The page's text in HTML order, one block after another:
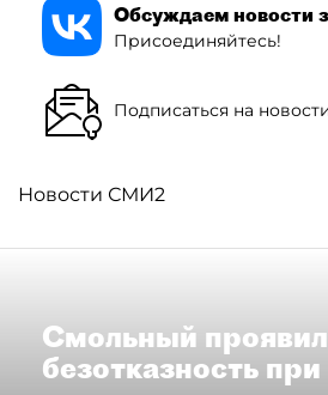
Обсуждаем новости
Присоединяйтесь!
Подписаться на
Новости СМИ2
Смольный проявил
безотказность при